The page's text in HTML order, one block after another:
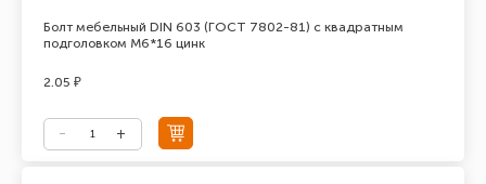
Болт мебельный DIN 603 (ГОСТ 7802-81) с квадратным
подголовком М6*16 цинк
2.05 ₽